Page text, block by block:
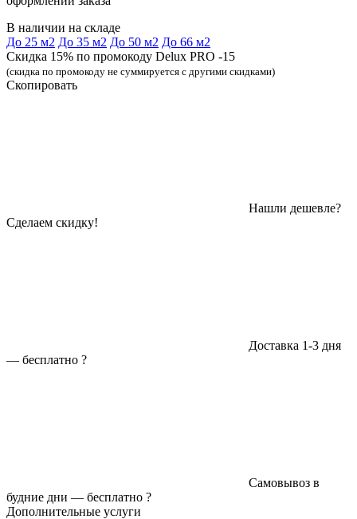
В наличии на складе
До 25 м2 До 35 м2 До 50 м2 До 66 м2
Скидка 15% по промокоду Delux PRO -15
(скидка по промокоду не суммируется с другими скидками)
Скопировать
Нашли дешевле?
Сделаем скидку!
Доставка 1-3 дня
— бесплатно ?
Самовывоз в
будние дни — бесплатно ?
Дополнительные услуги